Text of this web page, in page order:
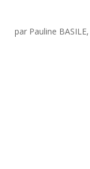
par Pauline